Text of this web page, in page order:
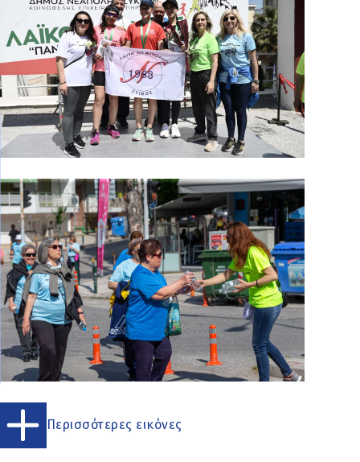
Περισσότερες εικόνες